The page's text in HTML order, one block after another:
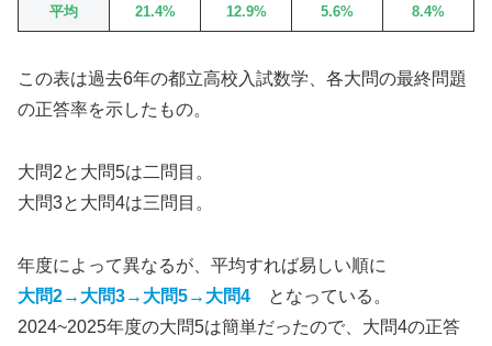
平均 21.4% 12.9% 5.6% 8.4%
この表は過去6年の都立高校入試数学、各大問の最終問題
の正答率を示したもの。
大問2と大問5は二問目。
大問3と大問4は三問目。
年度によって異なるが、平均すれば易しい順に
大問2→大問3→大問5→大問4 となっている。
2024~2025年度の大問5は簡単だったので、大問4の正答